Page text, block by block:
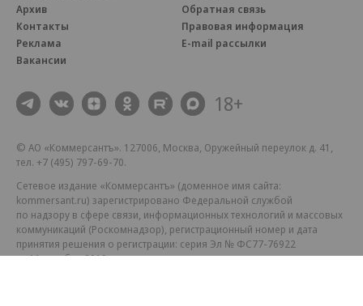
Архив
Контакты
Реклама
Вакансии
Обратная связь
Правовая информация
E-mail рассылки
18+
© АО «Коммерсантъ». 127006, Москва, Оружейный переулок д. 41,
тел. +7 (495) 797-69-70.
Сетевое издание «Коммерсантъ» (доменное имя сайта:
kommersant.ru) зарегистрировано Федеральной службой
по надзору в сфере связи, информационных технологий и массовых
коммуникаций (Роскомнадзор), регистрационный номер и дата
принятия решения о регистрации: серия Эл № ФС77-76922
от 11 октября 2019 г.